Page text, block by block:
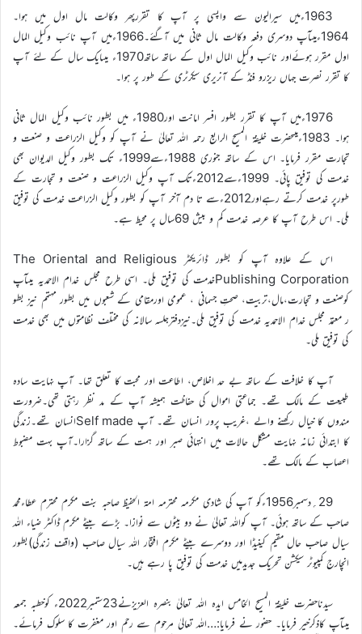
1963ءمیں سیرالیون سے واپسی پر آپ کا تقررپھر وکالت مال اول میں ہوا۔
1964ءمیںآپ دوسری دفعہ وکالت مال ثانی میں آگئے۔1966ءمیں آپ نائب وکیل المال
اول مقرر ہوئےاور نائب وکیل المال اول کے ساتھ ساتھ1970ء میںایک سال کے لئے آپ
کا تقرر نصرت جہاں ریزرو فنڈ کے آنریری سیکرٹری کے طور پر ہوا۔
1976ءمیں آپ کا تقرر بطور افسر امانت اور1980ء میں بطور نائب وکیل المال ثانی
ہوا۔ 1983ءمیںحضرت خلیفۃ المسیح الرابع رحمہ اللہ تعالیٰ نے آپ کو وکیل الزراعت و صنعت و
تجارت مقرر فرمایا۔ اس کے ساتھ جنوری 1988ءسے1999ء تک بطور وکیل الدیوان بھی
خدمت کی توفیق پائی۔ 1999ءسے2012ءتک آپ وکیل الزراعت و صنعت و تجارت کے
طورپر خدمت کرتے رہےاور2012ءسے تا دم آخر آپ کو بطور وکیل الزراعت خدمت کی توفیق
ملی۔ اس طرح آپ کا عرصہ خدمت کم و بیش 69سال پر محیط ہے۔
اس کے علاوہ آپ کو بطور ڈائریکٹر The Oriental and Religious
Publishing Corporationخدمت کی توفیق ملی۔ اسی طرح مجلس خدام الاحمدیہ میںآپ
کوصنعت و تجارت،مال،تربیت، صحتِ جسمانی ، عمومی اورمقامی کے شعبوں میں بطور مہتمم نیز بطو
ر معتمد مجلس خدام الاحمدیہ خدمت کی توفیق ملی۔نیزدفترجلسہ سالانہ کی مختلف نظامتوں میں بھی خدمت
کی توفیق ملی۔
آپ کا خلافت کے ساتھ بے حد اخلاص، اطاعت اور محبت کا تعلق تھا۔ آپ نہایت سادہ
طبیعت کے مالک تھے۔ جماعتی اموال کی حفاظت ہمیشہ آپ کے مد نظر رہتی تھی۔ضرورت
مندوں کا خیال رکھنے والے ،غریب پرور انسان تھے۔ آپ Self madeانسان تھے۔زندگی
کا ابتدائی زمانہ نہایت مشکل حالات میں انتہائی صبر اور ہمت کے ساتھ گزارا۔آپ بہت مضبوط
اعصاب کے مالک تھے۔
29؍دسمبر1956ءکو آپ کی شادی مکرمہ محترمہ امۃ الحفیظ صاحبہ بنت مکرم محترم عطاءمحمد
صاحب کے ساتھ ہوئی۔ آپ کواللہ تعالیٰ نے دو بیٹوں سے نوازا۔ بڑے بیٹے مکرم ڈاکٹر ضیاء اللہ
سیال صاحب حال مقیم کینیڈا اور دوسرے بیٹے مکرم افتخار اللہ سیال صاحب (واقف زندگی)بطور
انچارج کمپیوٹر سیکشن تحریک جدیدمیں خدمت کی توفیق پا رہے ہیں۔
سیدناحضرت خلیفۃ المسیح الخامس ایدہ اللہ تعالیٰ بنصرہ العزیزنے23ستمبر2022ء کوخطبہ جمعہ
میںآپ کاذکرخیر فرمایا۔ حضور نے فرمایا:…اللہ تعالیٰ مرحوم سے رحم اور مغفرت کا سلوک فرمائے۔